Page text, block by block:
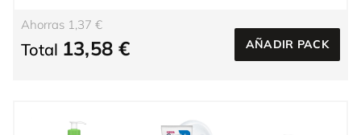
Ahorras 1,37 €
Total 13,58 € AÑADIR PACK